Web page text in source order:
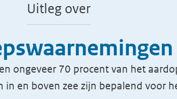
Uitleg over
ongeveer 70 procent van het
in en boven zee zijn bepalend voor